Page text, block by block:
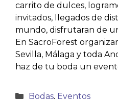
carrito de dulces,
invitados, llegados de
mundo, disfrutaran de
En SacroForest
Sevilla, Málaga y toda
haz de tu boda un
Bodas, Eventos